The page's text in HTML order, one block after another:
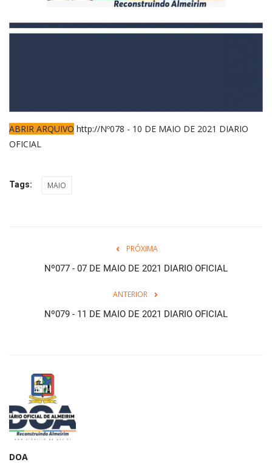
ABRIR ARQUIVO http://Nº078 - 10 DE MAIO DE 2021 DIARIO
OFICIAL
Tags: MAIO
PRÓXIMA
Nº077 - 07 DE MAIO DE 2021 DIARIO OFICIAL
ANTERIOR
Nº079 - 11 DE MAIO DE 2021 DIARIO OFICIAL
DOA